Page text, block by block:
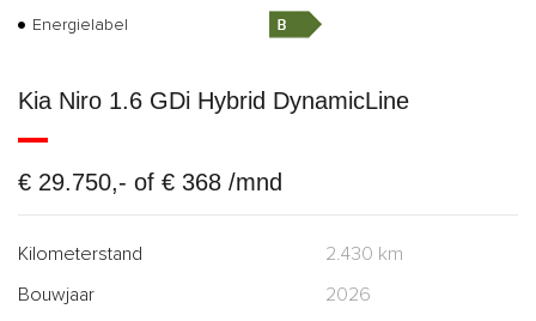
Energielabel
Kia Niro 1.6 GDi Hybrid DynamicLine
€ 29.750,- of € 368 /mnd
Kilometerstand
2.430 km
Bouwjaar
2026